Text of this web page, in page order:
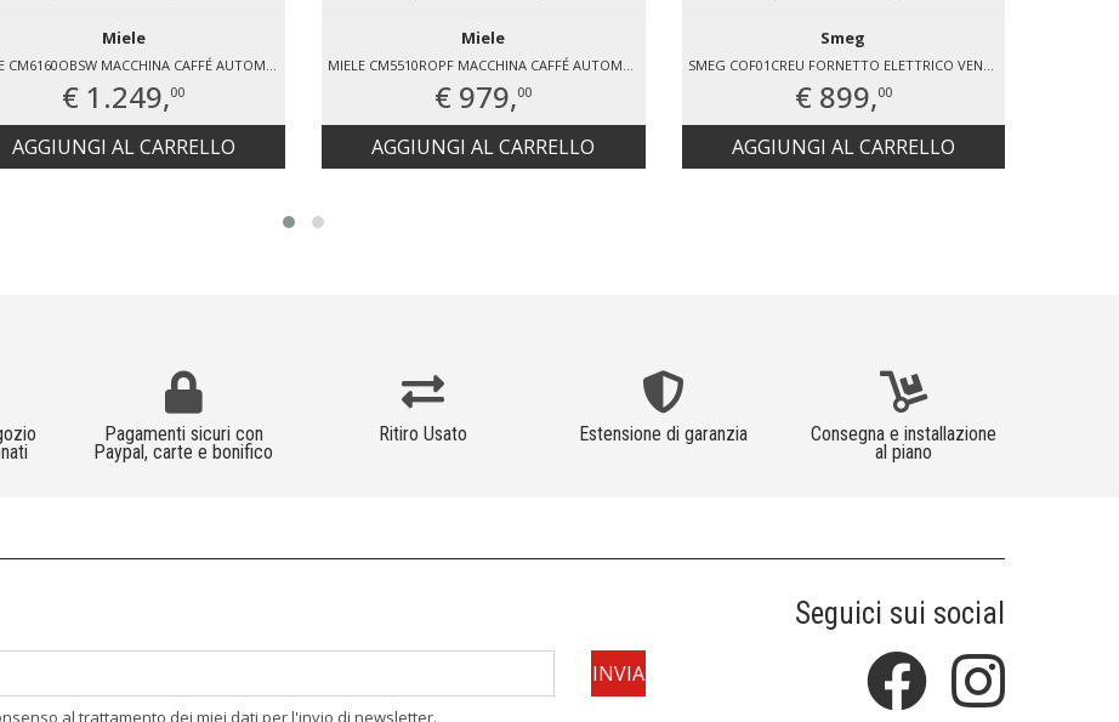
Miele
MIELE CM6160OBSW MACCHINA CAFFÉ AUTOMATICA
€ 1.249,00
AGGIUNGI AL CARRELLO
Miele
MIELE CM5510ROPF MACCHINA CAFFÉ AUTOMATICA
€ 979,00
AGGIUNGI AL CARRELLO
Smeg
SMEG COF01CREU FORNETTO ELETTRICO VENTILATO 1800 W
€ 899,00
AGGIUNGI AL CARRELLO
Pagamenti sicuri con
Paypal, carte e bonifico
Ritiro Usato Estensione di garanzia Consegna e installazione
al piano
al trattamento dei miei dati per l'invio di newsletter.
Seguici sui social